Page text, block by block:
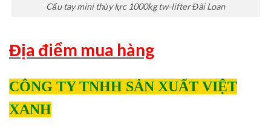
Cẩu tay mini thủy lực 1000kg tw-lifter Đài Loan
Địa điểm mua hàng
CÔNG TY TNHH SẢN XUẤT VIỆT
XANH